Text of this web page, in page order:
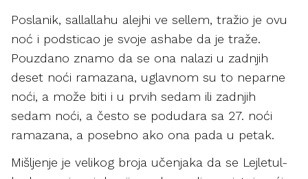
Poslanik, sallallahu alejhi ve sellem, tražio je ovu
noć i podsticao je svoje ashabe da je traže.
Pouzdano znamo da se ona nalazi u zadnjih
deset noći ramazana, uglavnom su to neparne
noći, a može biti i u prvih sedam ili zadnjih
sedam noći, a često se podudara sa 27. noći
ramazana, a posebno ako ona pada u petak.
Mišljenje je velikog broja učenjaka da se Lejletul-